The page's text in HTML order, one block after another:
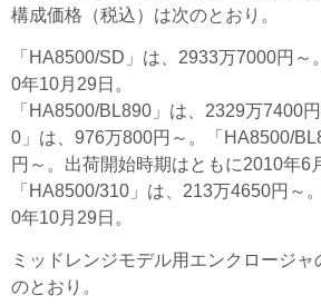
構成価格（税込）は次のとおり。
「HA8500/SD」は、2933万7000円
0年10月29日。
「HA8500/BL890」は、2329万7400
0」は、976万800円～。「HA8500/
円～。出荷開始時期はともに2010年6
「HA8500/310」は、213万4650円～
0年10月29日。
ミッドレンジモデル用エンクロージ
のとおり。